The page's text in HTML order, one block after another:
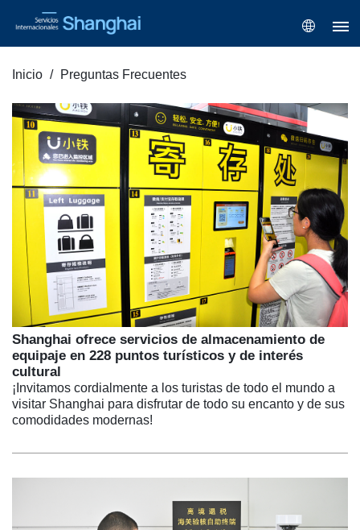
Inicio Preguntas Frecuentes
Shanghai ofrece servicios de almacenamiento de
equipaje en 228 puntos turísticos y de interés
cultural
¡Invitamos cordialmente a los turistas de todo el mundo a
visitar Shanghai para disfrutar de todo su encanto y de sus
comodidades modernas!